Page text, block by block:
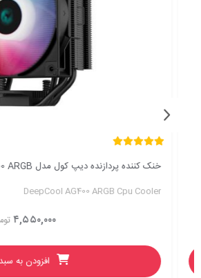
خنک کننده پردازنده دیپ کول مدل AG400 ARGB
DeepCool AG400 ARGB Cpu Cooler
تومان ۴,۵۵۰,۰۰۰
افزودن به سبد خرید